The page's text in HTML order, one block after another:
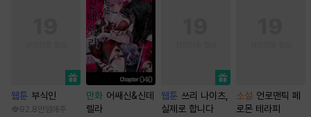
웹툰 부식인
92.8만 임애주
만화 어쌔신&신데
렐라
웹툰 쓰리 나이츠,
실제로 합니다
소설 언로맨틱 페
로몬 테라피